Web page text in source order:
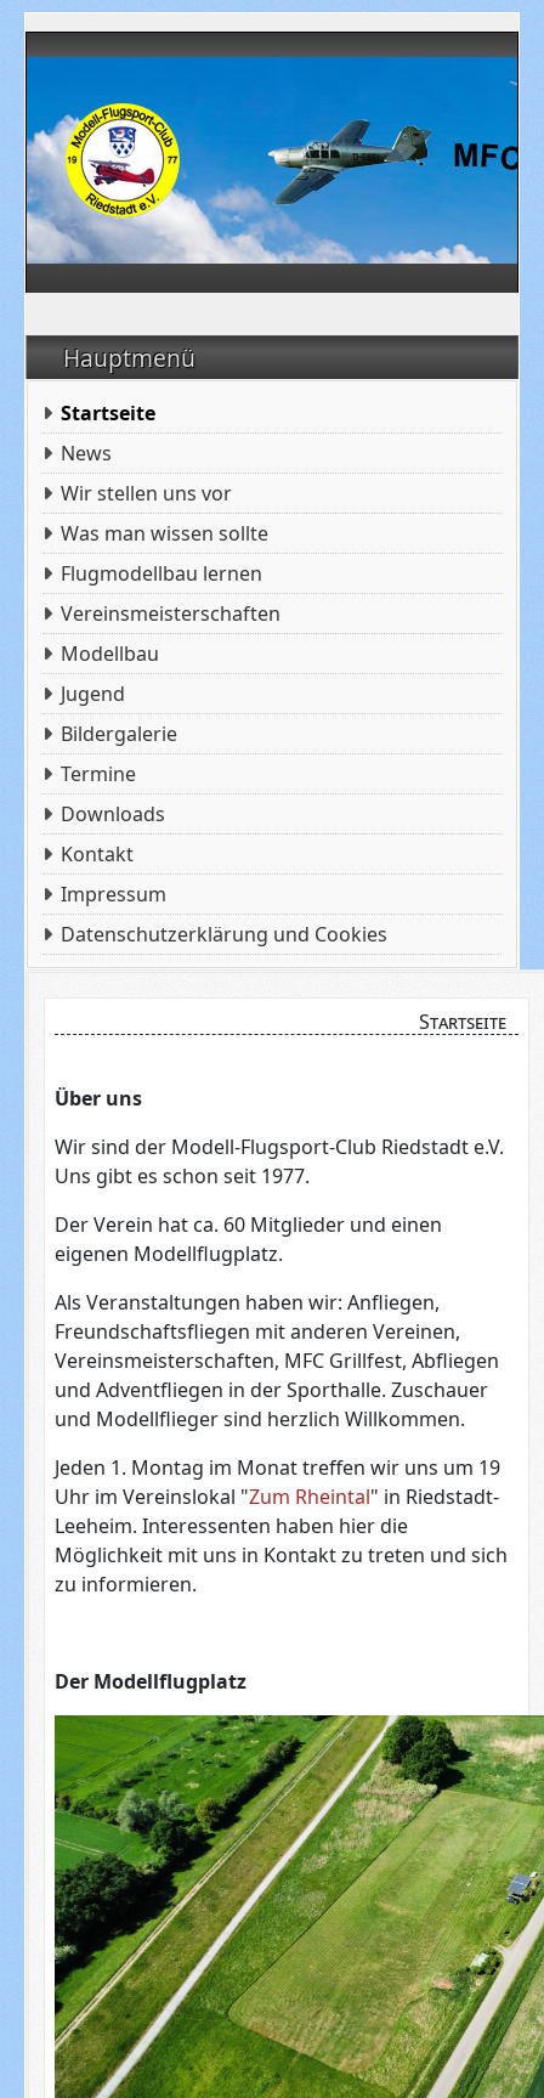
Hauptmenü
Startseite
News
Wir stellen uns vor
Was man wissen sollte
Flugmodellbau lernen
Vereinsmeisterschaften
Modellbau
Jugend
Bildergalerie
Termine
Downloads
Kontakt
Impressum
Datenschutzerklärung und Cookies
Startseite
Über uns
Wir sind der Modell-Flugsport-Club Riedstadt e.V.
Uns gibt es schon seit 1977.
Der Verein hat ca. 60 Mitglieder und einen
eigenen Modellflugplatz.
Als Veranstaltungen haben wir: Anfliegen,
Freundschaftsfliegen mit anderen Vereinen,
Vereinsmeisterschaften, MFC Grillfest, Abfliegen
und Adventfliegen in der Sporthalle. Zuschauer
und Modellflieger sind herzlich Willkommen.
Jeden 1. Montag im Monat treffen wir uns um 19
Uhr im Vereinslokal "Zum Rheintal" in Riedstadt-
Leeheim. Interessenten haben hier die
Möglichkeit mit uns in Kontakt zu treten und sich
zu informieren.
Der Modellflugplatz